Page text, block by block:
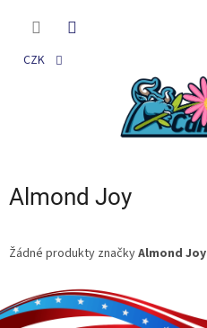
CZK
Almond Joy
Žádné produkty značkyAlmond Joy
á